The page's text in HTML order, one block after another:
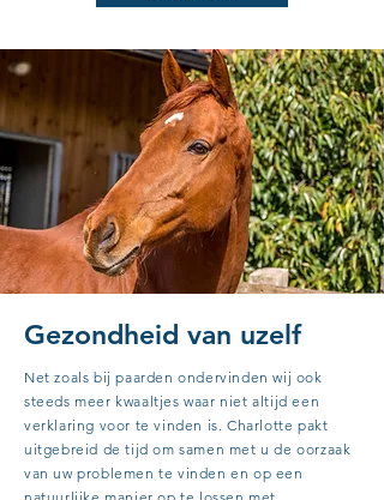
Gezondheid van uzelf
Net zoals bij paarden ondervinden wij ook
steeds meer kwaaltjes waar niet altijd een
verklaring voor te vinden is. Charlotte pakt
uitgebreid de tijd om samen met u de oorzaak
van uw problemen te vinden en op een